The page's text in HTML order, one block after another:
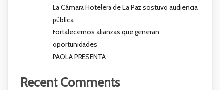
La Cámara Hotelera de La Paz sostuvo audiencia
pública
Fortalecemos alianzas que generan
oportunidades
PAOLA PRESENTA
Recent Comments